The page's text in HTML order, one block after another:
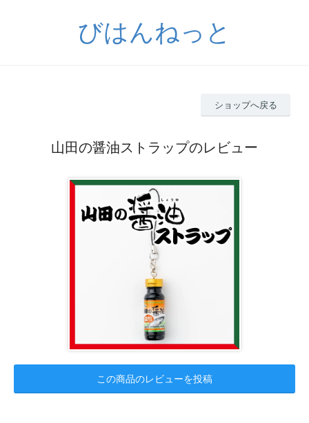
びはんねっと
ショップへ戻る
山田の醤油ストラップのレビュー
この商品のレビューを投稿